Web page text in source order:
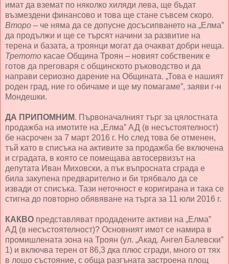
имат да вземат по няколко хиляди лева, ще бъдат
възмездени финансово и това ще стане съвсем скоро.
Второ – че няма да се допусне досъсипването на „Елма”
да продължи и ще се търсят начини за развитие на
терена и базата, а троянци могат да очакват добри неща.
Третото касае Община Троян – новият собственик е
готов да преговаря с общинското ръководство и да
направи сериозно дарение на Общината. „Това е нашият
роден град, ние го обичаме и ще му помагаме”, заяви г-н
Мондешки.
ДА ПРИПОМНИМ. Първоначалният търг за цялостната
продажба на имотите на „Елма” АД (в несъстоятелност)
бе насрочен за 7 март 2016 г. Но след това бе отменен,
тъй като в списъка на активите за продажба бе включена
и сградата, в която се помещава автосервизът на
депутата Иван Миховски, а пък въпросната сграда е
била закупена предварително и би трябвало да се
извади от списъка. Тази неточност е коригирана и така се
стигна до повторно обявяване на търга за 11 юли 2016 г.
КАКВО представляват продадените активи на „Елма”
АД (в несъстоятелност)? Основният имот се намира в
промишлената зона на Троян (ул. „Акад. Ангел Балевски”
1) и включва терен от 86,3 дка плюс сгради, много от тях
в лошо състояние, с обща разгъната застроена площ